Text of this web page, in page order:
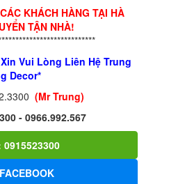
KHÁCH HÀNG TẠI HÀ
TẬN NHÀ!
Vui Lòng Liên Hệ Trung
Decor*
(Mr Trung)
- 0966.992.567
0915523300